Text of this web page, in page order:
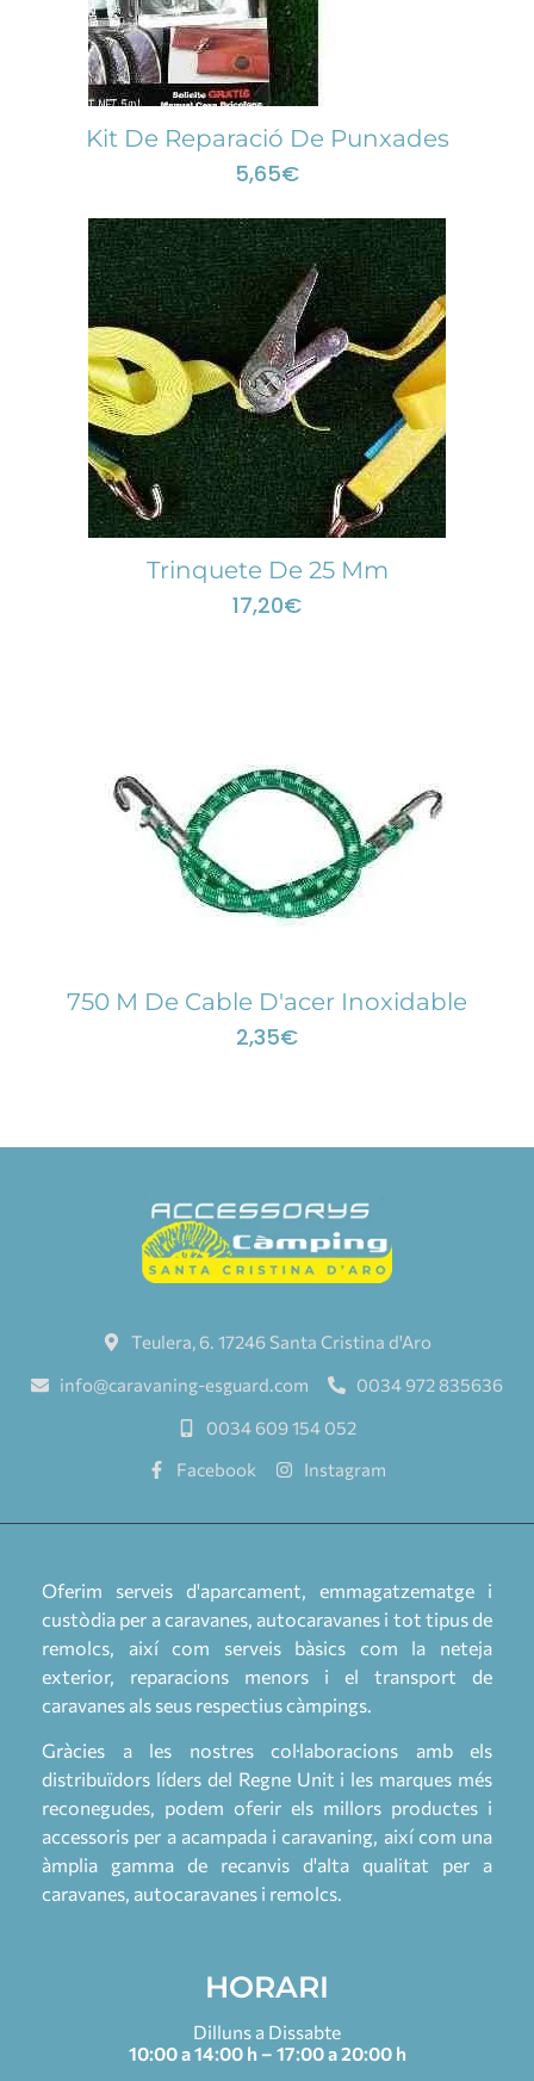
Kit De Reparació De Punxades
5,65€
Trinquete De 25 Mm
17,20€
750 M De Cable D'acer Inoxidable
2,35€
Teulera, 6. 17246 Santa Cristina d'Aro
info@caravaning-esguard.com
0034 972 835636
0034 609 154 052
Facebook
Instagram
Oferim serveis d'aparcament, emmagatzematge i
custòdia per a caravanes, autocaravanes i tot tipus de
remolcs, així com serveis bàsics com la neteja
exterior, reparacions menors i el transport de
caravanes als seus respectius càmpings.
Gràcies a les nostres col·laboracions amb els
distribuïdors líders del Regne Unit i les marques més
reconegudes, podem oferir els millors productes i
accessoris per a acampada i caravaning, així com una
àmplia gamma de recanvis d'alta qualitat per a
caravanes, autocaravanes i remolcs.
HORARI
Dilluns a Dissabte
10:00 a 14:00 h – 17:00 a 20:00 h